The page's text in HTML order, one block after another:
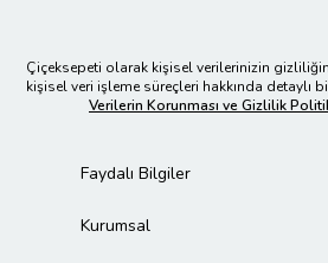
Çiçeksepeti olarak kişisel verilerinizin
kişisel veri işleme süreçleri hakkında detaylı
Verilerin Korunması ve Gizlilik
Faydalı Bilgiler
Kurumsal